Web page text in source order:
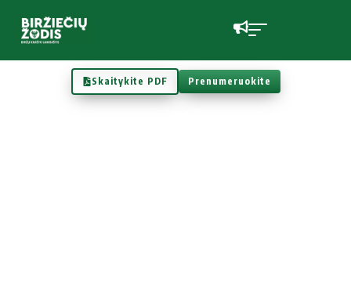
Skaitykite PDF Prenumeruokite